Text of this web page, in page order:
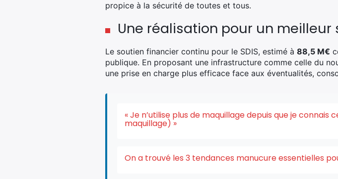
propice à la sécurité de toutes et tous.
Une réalisation pour un
Le soutien financier continu pour le SDIS, estimé à 88,5 M€
publique. En proposant une infrastructure comme celle du
une prise en charge plus efficace face aux éventualités,
« Je n’utilise plus de maquillage depuis que je
maquillage) »
On a trouvé les 3 tendances manucure essentielles